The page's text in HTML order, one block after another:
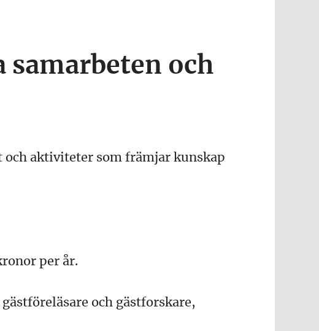
och
och aktiviteter som främjar kunskap
per år.
och gästforskare,